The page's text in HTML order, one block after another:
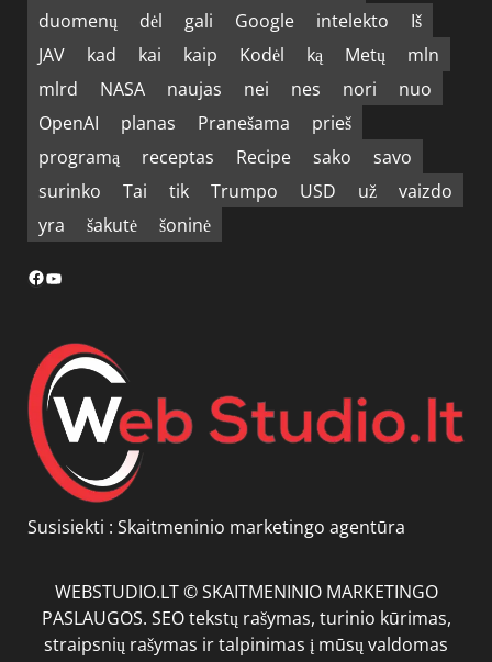
duomenų
dėl gali Google intelekto
Iš
JAV
kad kai kaip Kodėl ką Metų
mln
mlrd
NASA naujas nei nes nori
nuo
OpenAI
planas Pranešama
prieš
programą
receptas Recipe sako
savo
surinko
Tai tik Trumpo USD už
vaizdo
yra
šakutė šoninė
Facebook
YouTube
Susisiekti : Skaitmeninio marketingo agentūra
WEBSTUDIO.LT © SKAITMENINIO MARKETINGO
PASLAUGOS. SEO tekstų rašymas, turinio kūrimas,
straipsnių rašymas ir talpinimas į mūsų valdomas